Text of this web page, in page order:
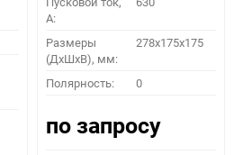
A:
Размеры
(ДхШхВ), мм:
278x175x175
Полярность: 0
по запросу